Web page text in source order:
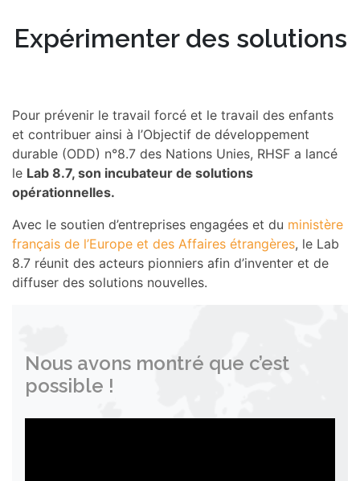
Expérimenter des solutions
Pour prévenir le travail forcé et le travail des enfants
et contribuer ainsi à l’Objectif de développement
durable (ODD) n°8.7 des Nations Unies, RHSF a lancé
le Lab 8.7, son incubateur de solutions
opérationnelles.
Avec le soutien d’entreprises engagées et du ministère
français de l’Europe et des Affaires étrangères, le Lab
8.7 réunit des acteurs pionniers afin d’inventer et de
diffuser des solutions nouvelles.
Nous avons montré que c’est
possible !